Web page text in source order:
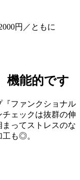
円／ともに
機能的です
ファンクショナル
ェックは抜群の伸
ってストレスのな
工も◎。